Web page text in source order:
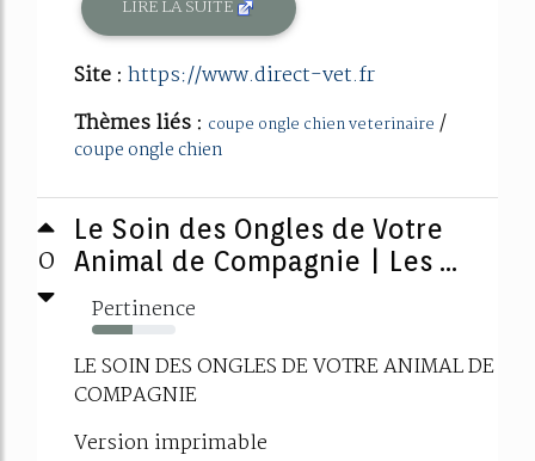
LIRE LA SUITE
Site : https://www.direct-vet.fr
Thèmes liés : coupe ongle chien veterinaire /
coupe ongle chien
0
Le Soin des Ongles de Votre
Animal de Compagnie | Les ...
Pertinence
48%
LE SOIN DES ONGLES DE VOTRE ANIMAL DE
COMPAGNIE
Version imprimable